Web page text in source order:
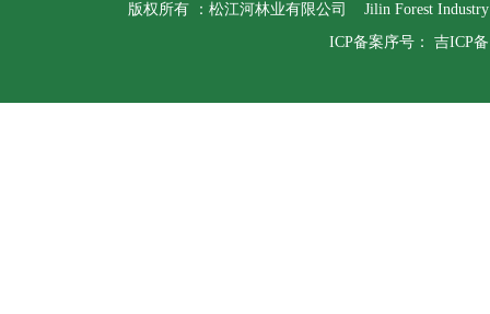
版权所有 ：松江河林业有限公司 Jilin Forest
ICP备案序号： 吉ICP